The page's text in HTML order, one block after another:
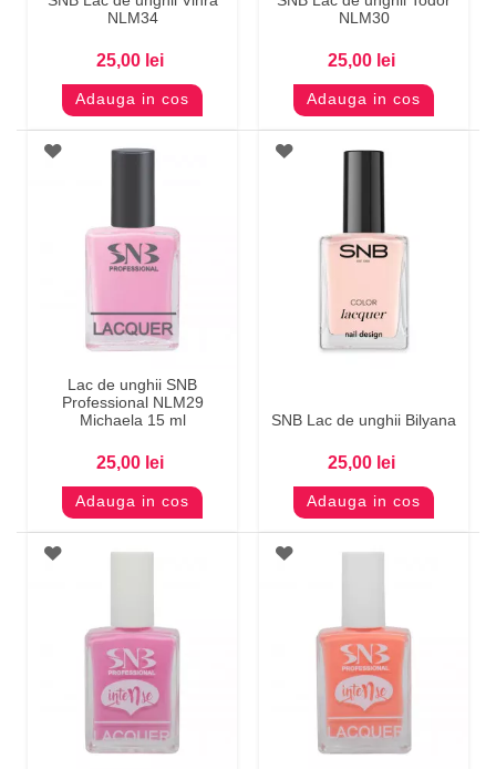
NLM34
25,00 lei
Adauga in cos
NLM30
25,00 lei
Adauga in cos
Lac de unghii SNB
Professional NLM29
Michaela 15 ml
25,00 lei
Adauga in cos
SNB Lac de unghii Bilyana
25,00 lei
Adauga in cos